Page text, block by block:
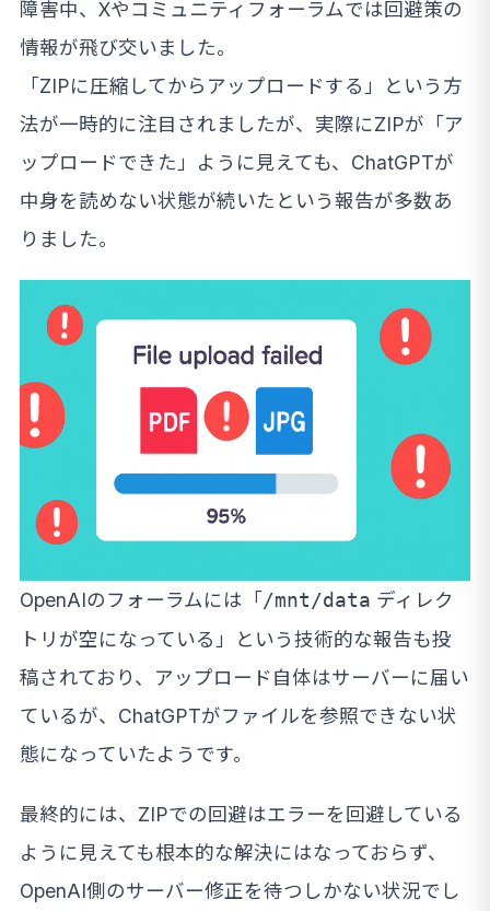
障害中、Xやコミュニティフォーラムでは回避策の
情報が飛び交いました。
「ZIPに圧縮してからアップロードする」という方
法が一時的に注目されましたが、実際にZIPが「ア
ップロードできた」ように見えても、ChatGPTが
中身を読めない状態が続いたという報告が多数あ
りました。
OpenAIのフォーラムには「/mnt/data ディレク
トリが空になっている」という技術的な報告も投
稿されており、アップロード自体はサーバーに届い
ているが、ChatGPTがファイルを参照できない状
態になっていたようです。
最終的には、ZIPでの回避はエラーを回避している
ように見えても根本的な解決にはなっておらず、
OpenAI側のサーバー修正を待つしかない状況でし